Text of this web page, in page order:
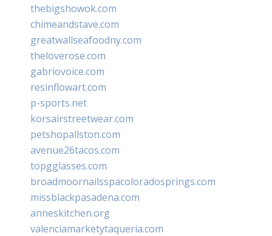
thebigshowok.com
chimeandstave.com
greatwallseafoodny.com
theloverose.com
gabriovoice.com
resinflowart.com
p-sports.net
korsairstreetwear.com
petshopallston.com
avenue26tacos.com
topgglasses.com
broadmoornailsspacoloradosprings.com
missblackpasadena.com
anneskitchen.org
valenciamarketytaqueria.com